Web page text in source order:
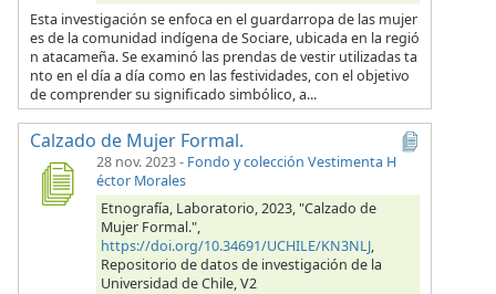
Esta investigación se enfoca en el guardarropa de las mujer
es de la comunidad indígena de Sociare, ubicada en la regió
n atacameña. Se examinó las prendas de vestir utilizadas ta
nto en el día a día como en las festividades, con el objetivo
de comprender su significado simbólico, a...
Calzado de Mujer Formal.
28 nov. 2023- Fondo y colección Vestimenta H
éctor Morales
Etnografía, Laboratorio, 2023, "Calzado de
Mujer Formal.",
https://doi.org/10.34691/UCHILE/KN3NLJ,
Repositorio de datos de investigación de la
Universidad de Chile, V2